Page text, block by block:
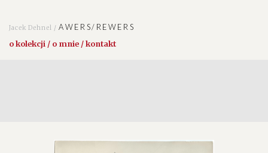
Jacek Dehnel /AWERS/REWERS
o kolekcji / o mnie / kontakt